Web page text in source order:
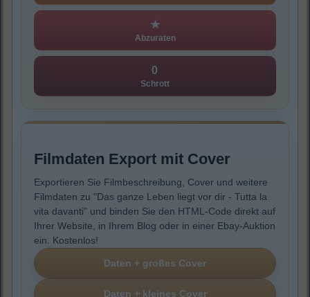
★
Abzuraten
0
Schrott
Filmdaten Export mit Cover
Exportieren Sie Filmbeschreibung, Cover und weitere
Filmdaten zu "Das ganze Leben liegt vor dir - Tutta la
vita davanti" und binden Sie den HTML-Code direkt auf
Ihrer Website, in Ihrem Blog oder in einer Ebay-Auktion
ein. Kostenlos!